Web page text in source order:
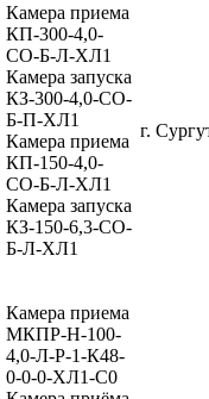
Камера приема
КП-300-4,0-
СО-Б-Л-ХЛ1
Камера запуска
КЗ-300-4,0-СО-
Б-П-ХЛ1
Камера приема
КП-150-4,0-
СО-Б-Л-ХЛ1
Камера запуска
КЗ-150-6,3-СО-
Б-Л-ХЛ1
г.
Камера приема
МКПР-Н-100-
4,0-Л-Р-1-К48-
0-0-0-ХЛ1-С0